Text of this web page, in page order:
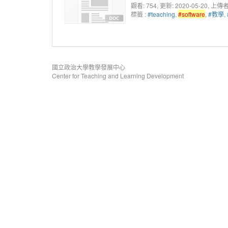
觀看: 754, 更新: 2020-05-20, 上傳
標籤 :#teaching, #software, #教學,
國立政治大學教學發展中心
Center for Teaching and Learning Development